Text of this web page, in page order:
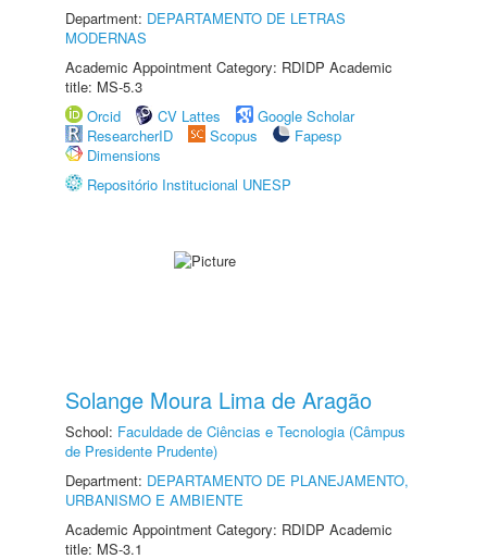
Department: DEPARTAMENTO DE LETRAS
MODERNAS
Academic Appointment Category: RDIDP Academic
title: MS-5.3
Orcid
CV Lattes
Google Scholar
ResearcherID
Scopus
Fapesp
Dimensions
Repositório Institucional UNESP
Solange Moura Lima de Aragão
School: Faculdade de Ciências e Tecnologia (Câmpus
de Presidente Prudente)
Department: DEPARTAMENTO DE PLANEJAMENTO,
URBANISMO E AMBIENTE
Academic Appointment Category: RDIDP Academic
title: MS-3.1